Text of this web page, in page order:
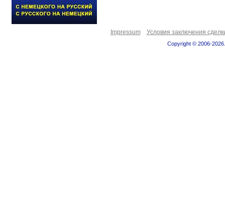
Impressum Условия заключения
Copyright © 2006-